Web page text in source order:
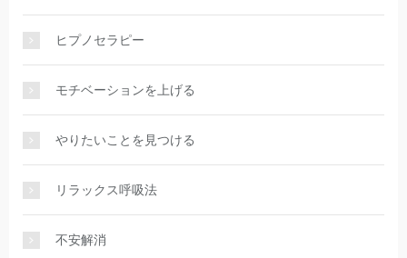
ヒプノセラピー
モチベーションを上げる
やりたいことを見つける
リラックス呼吸法
不安解消